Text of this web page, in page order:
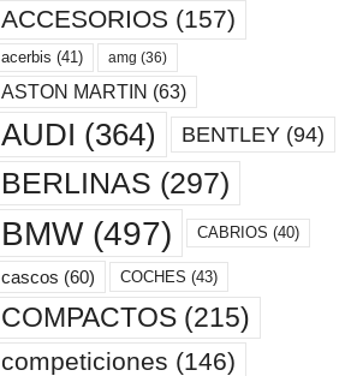
ACCESORIOS (157)
acerbis (41) amg (36)
ASTON MARTIN (63)
AUDI (364) BENTLEY(94)
BERLINAS (297)
BMW(497) CABRIOS (40)
cascos (60) COCHES (43)
COMPACTOS(215)
competiciones (146)